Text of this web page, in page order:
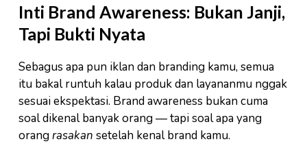
Inti Brand Awareness: Bukan Janji,
Tapi Bukti Nyata
Sebagus apa pun iklan dan branding kamu, semua
itu bakal runtuh kalau produk dan layananmu nggak
sesuai ekspektasi. Brand awareness bukan cuma
soal dikenal banyak orang — tapi soal apa yang
orangrasakan setelah kenal brand kamu.